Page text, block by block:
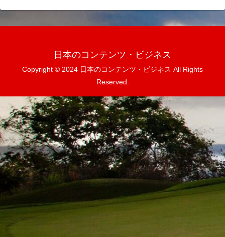
日本のコンテンツ・ビジネス
Copyright © 2024 日本のコンテンツ・ビジネス All Rights
Reserved.